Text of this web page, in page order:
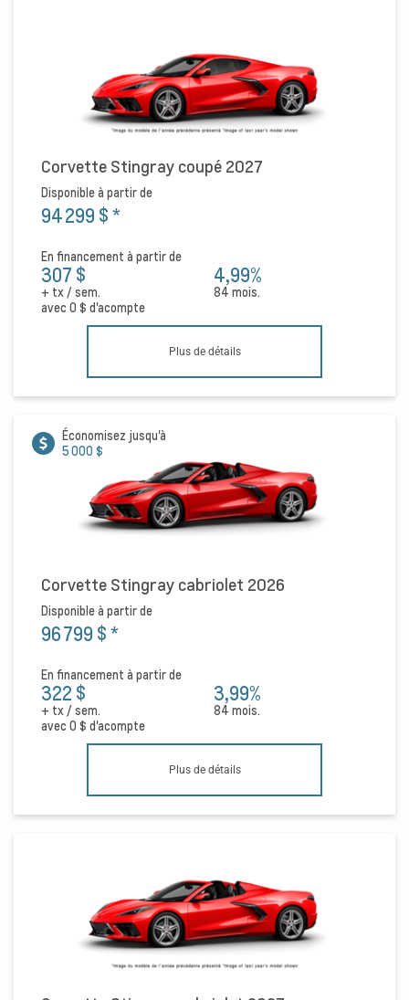
Corvette Stingray coupé 2027
Disponible à partir de
94 299 $*
En financement à partir de
307 $
+ tx / sem.
4,99%
84 mois.
avec0 $ d'acompte
Plus de détails
Économisez jusqu'à
5 000 $
Corvette Stingray cabriolet 2026
Disponible à partir de
96 799 $*
En financement à partir de
322 $
+ tx / sem.
3,99%
84 mois.
avec0 $ d'acompte
Plus de détails